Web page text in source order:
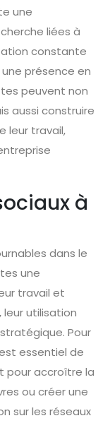
une
liées à
constante
présence en
peuvent non
aussi construire
leur travail,
à
dans le
une
travail et
utilisation
Pour
essentiel de
pour accroître la
ou créer une
sur les réseaux